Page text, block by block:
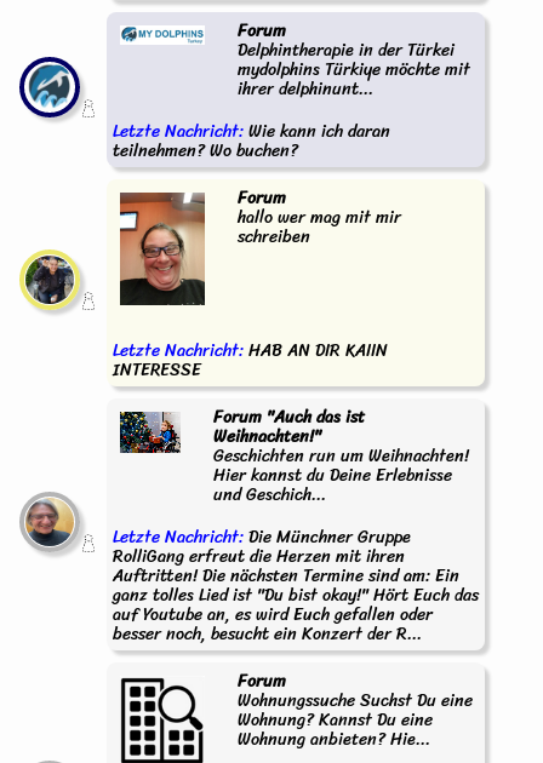
Forum
Delphintherapie in der Türkei
mydolphins Türkiye möchte mit
ihrer delphinunt...
Letzte Nachricht:Wie kann ich daran
teilnehmen? Wo buchen?
Forum
hallo wer mag mit mir
schreiben
Letzte Nachricht:HAB AN DIR KAIIN
INTERESSE
Forum "Auch das ist
Weihnachten!"
Geschichten run um Weihnachten!
Hier kannst du Deine Erlebnisse
und Geschich...
Letzte Nachricht:Die Münchner Gruppe
RolliGang erfreut die Herzen mit ihren
Auftritten! Die nächsten Termine sind am: Ein
ganz tolles Lied ist "Du bist okay!" Hört Euch das
auf Youtube an, es wird Euch gefallen oder
besser noch, besucht ein Konzert der R...
Forum
Wohnungssuche Suchst Du eine
Wohnung? Kannst Du eine
Wohnung anbieten? Hie...